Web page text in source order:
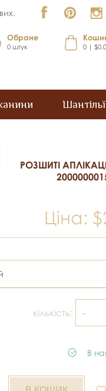
Обране
0 штук 0 |
Шантільї
РОЗШИТІ
Ціна:
кількість:
В